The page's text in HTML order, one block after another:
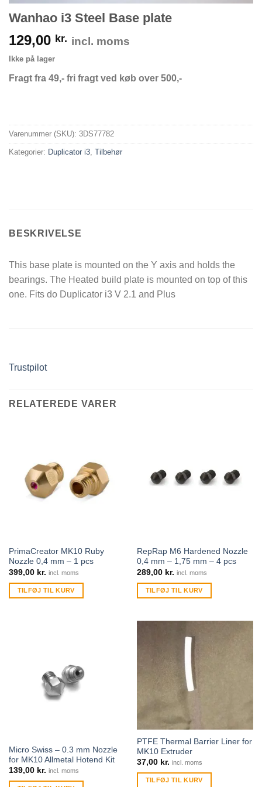
Wanhao i3 Steel Base plate
129,00 kr. incl. moms
Ikke på lager
Fragt fra 49,- fri fragt ved køb over 500,-
Varenummer (SKU): 3DS77782
Kategorier: Duplicator i3, Tilbehør
BESKRIVELSE
This base plate is mounted on the Y axis and holds the
bearings. The Heated build plate is mounted on top of this
one. Fits do Duplicator i3 V 2.1 and Plus
Trustpilot
RELATEREDE VARER
PrimaCreator MK10 Ruby
Nozzle 0,4 mm – 1 pcs
399,00 kr. incl. moms
TILFØJ TIL KURV
RepRap M6 Hardened Nozzle
0,4 mm – 1,75 mm – 4 pcs
289,00 kr. incl. moms
TILFØJ TIL KURV
Micro Swiss – 0.3 mm Nozzle
for MK10 Allmetal Hotend Kit
139,00 kr. incl. moms
PTFE Thermal Barrier Liner for
MK10 Extruder
37,00 kr. incl. moms
TILFØJ TIL KURV